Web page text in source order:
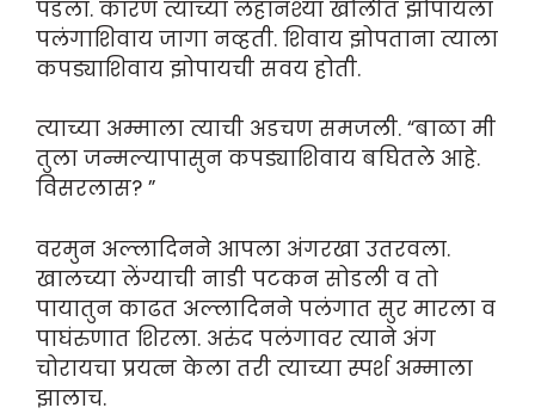
पडला. कारण त्याच्या लहानश्या खोलीत झोपायला
पलंगाशिवाय जागा नव्हती. शिवाय झोपताना त्याला
कपड्याशिवाय झोपायची सवय होती.
त्याच्या अम्माला त्याची अडचण समजली. “बाळा मी
तुला जन्मल्यापासुन कपड्याशिवाय बघितले आहे.
विसरलास? ”
वरमुन अल्लादिनने आपला अंगरखा उतरवला.
खालच्या लेंग्याची नाडी पटकन सोडली व तो
पायातुन काढत अल्लादिनने पलंगात सुर मारला व
पाघंरुणात शिरला. अरुंद पलंगावर त्याने अंग
चोरायचा प्रयत्न केला तरी त्याच्या स्पर्श अम्माला
झालाच.